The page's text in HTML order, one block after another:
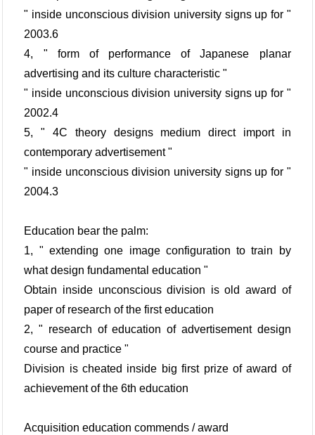
" inside unconscious division university signs up for "
2003.6
4, " form of performance of Japanese planar
advertising and its culture characteristic "
" inside unconscious division university signs up for "
2002.4
5, " 4C theory designs medium direct import in
contemporary advertisement "
" inside unconscious division university signs up for "
2004.3
Education bear the palm:
1, " extending one image configuration to train by
what design fundamental education "
Obtain inside unconscious division is old award of
paper of research of the first education
2, " research of education of advertisement design
course and practice "
Division is cheated inside big first prize of award of
achievement of the 6th education
Acquisition education commends / award